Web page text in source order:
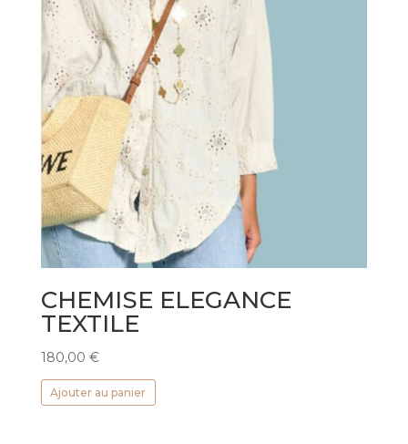
CHEMISE ELEGANCE
TEXTILE
180,00 €
Ajouter au panier